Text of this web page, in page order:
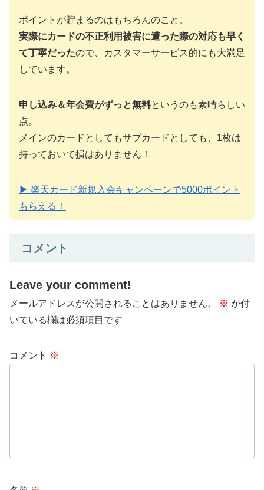
ポイントが貯まるのはもちろんのこと。
実際にカードの不正利用被害に遭った際の対応も早く
て丁寧だったので、カスタマーサービス的にも大満足
しています。
申し込み＆年会費がずっと無料というのも素晴らしい
点。
メインのカードとしてもサブカードとしても、1枚は
持っておいて損はありません！
▶ 楽天カード新規入会キャンペーンで5000ポイント
もらえる！
コメント
Leave your comment!
メールアドレスが公開されることはありません。 ※ が付
いている欄は必須項目です
コメント ※